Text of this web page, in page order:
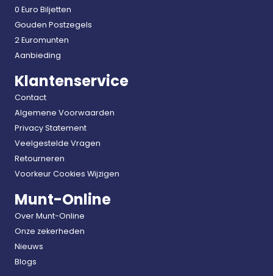
0 Euro Biljetten
Gouden Postzegels
2 Euromunten
Aanbieding
Klantenservice
Contact
Algemene Voorwaarden
Privacy Statement
Veelgestelde Vragen
Retourneren
Voorkeur Cookies Wijzigen
Munt-Online
Over Munt-Online
Onze zekerheden
Nieuws
Blogs